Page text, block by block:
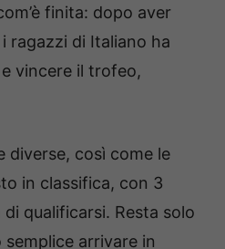
finita: dopo aver
ragazzi di Italiano ha
vincere il trofeo,
diverse, così come le
in classifica, con 3
qualificarsi. Resta solo
arrivare in